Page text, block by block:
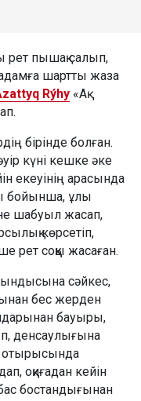
рет пышақ салып,
шартты жаза
Rýhy «Ақ
бірінде болған.
күні кешке әке
екеуінің арасында
бойынша, ұлы
шабуыл жасап,
көрсетіп,
рет соққы жасаған.
сәйкес,
бес жерден
бауыры,
денсаулығына
отырысында
оқиғадан кейін
бостандығынан